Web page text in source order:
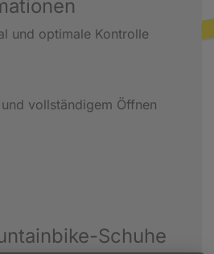
und optimale Kontrolle
vollständigem Öffnen
Schuhe